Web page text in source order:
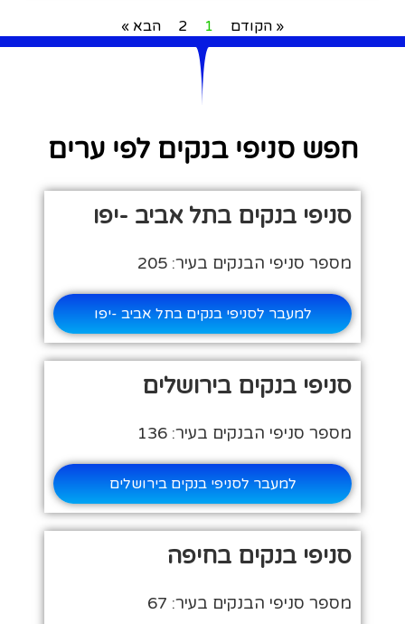
« הקודם 1
2 הבא »
חפש סניפי בנקים לפי ערים
סניפי בנקים בתל אביב -יפו
מספר סניפי הבנקים בעיר: 205
למעבר לסניפי בנקים בתל אביב -יפו
סניפי בנקים בירושלים
מספר סניפי הבנקים בעיר: 136
למעבר לסניפי בנקים בירושלים
סניפי בנקים בחיפה
מספר סניפי הבנקים בעיר: 67